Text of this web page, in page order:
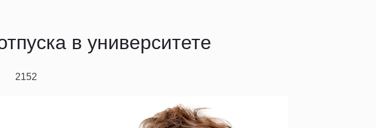
в университете
2152